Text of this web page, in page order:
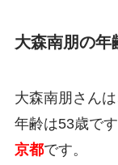
大森南朋の年
大森南朋さんは
年齢は53歳で
京都です。